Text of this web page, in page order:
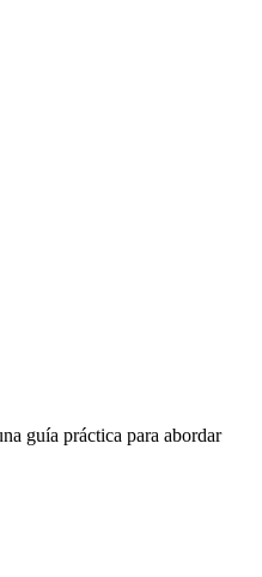
guía práctica para abordar